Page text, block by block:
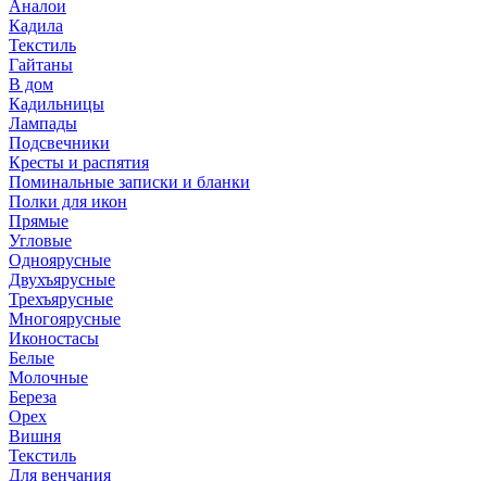
Аналои
Кадила
Текстиль
Гайтаны
В дом
Кадильницы
Лампады
Подсвечники
Кресты и распятия
Поминальные записки и бланки
Полки для икон
Прямые
Угловые
Одноярусные
Двухъярусные
Трехъярусные
Многоярусные
Иконостасы
Белые
Молочные
Береза
Орех
Вишня
Текстиль
Для венчания